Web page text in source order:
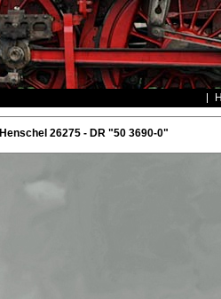
Henschel 26275 - DR "50 3690-0"